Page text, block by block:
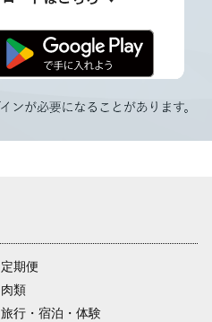
定期便
肉類
旅行・宿泊・体験